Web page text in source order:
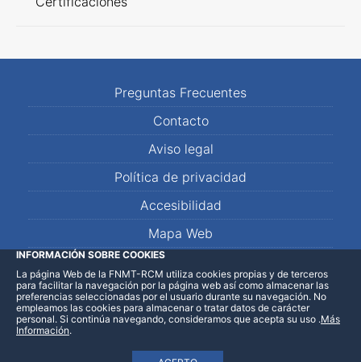
Preguntas Frecuentes
Contacto
Aviso legal
Política de privacidad
Accesibilidad
Mapa Web
LinkedInFacebookWhatsApp
INFORMACIÓN SOBRE COOKIES
La página Web de la FNMT-RCM utiliza cookies propias y de terceros
para facilitar la navegación por la página web así como almacenar las
preferencias seleccionadas por el usuario durante su navegación. No
empleamos las cookies para almacenar o tratar datos de carácter
personal. Si continúa navegando, consideramos que acepta su uso .Más
Información.